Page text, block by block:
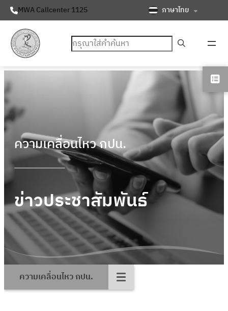
MWA Callcenter 1125 ภาษาไทย
ค้นหา
ความเคลื่อนไหว กปน.
ข่าวประชาสัมพันธ์
ความเคลื่อนไหว กปน.